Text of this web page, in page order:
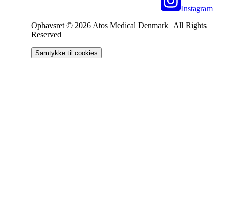
Instagram
Ophavsret © 2026 Atos Medical Denmark | All Rights
Reserved
Samtykke til cookies